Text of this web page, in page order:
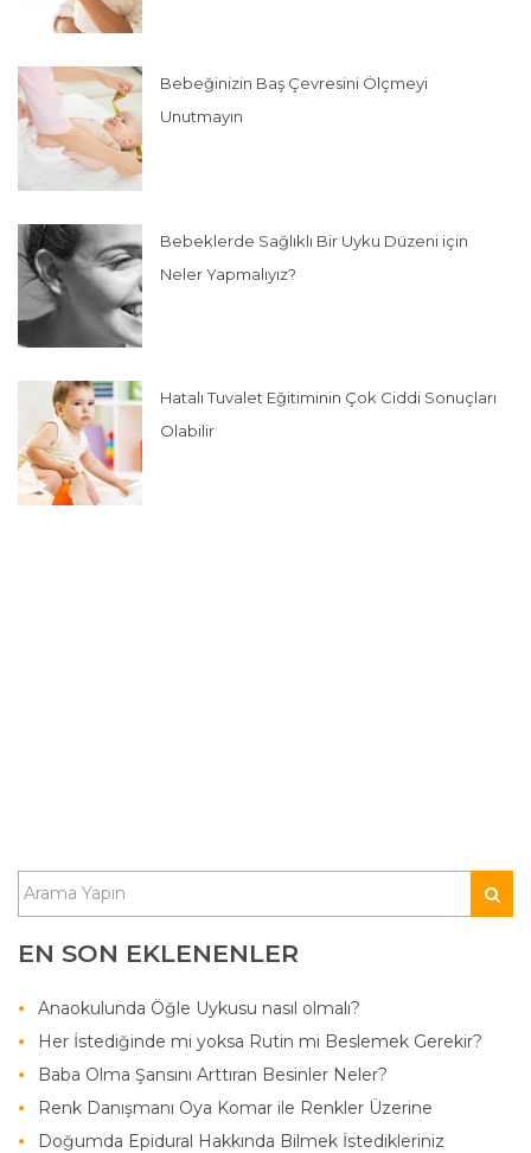
Bebeğinizin Baş Çevresini Ölçmeyi
Unutmayın
Bebeklerde Sağlıklı Bir Uyku Düzeni için
Neler Yapmalıyız?
Hatalı Tuvalet Eğitiminin Çok Ciddi Sonuçları
Olabilir
EN SON EKLENENLER
Anaokulunda Öğle Uykusu nasıl olmalı?
Her İstediğinde mi yoksa Rutin mi Beslemek Gerekir?
Baba Olma Şansını Arttıran Besinler Neler?
Renk Danışmanı Oya Komar ile Renkler Üzerine
Doğumda Epidural Hakkında Bilmek İstedikleriniz